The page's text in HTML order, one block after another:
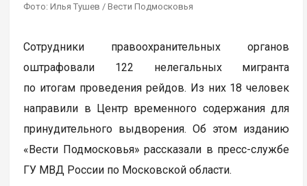
Фото: Илья Тушев / Вести Подмосковья
Сотрудники правоохранительных органов
оштрафовали 122 нелегальных мигранта
по итогам проведения рейдов. Из них 18 человек
направили в Центр временного содержания для
принудительного выдворения. Об этом изданию
«Вести Подмосковья» рассказали в пресс-службе
ГУ МВД России по Московской области.